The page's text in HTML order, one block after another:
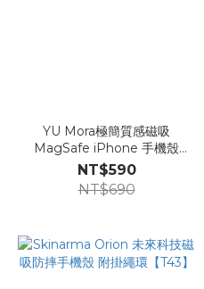
YU Mora極簡質感磁吸
MagSafe iPhone 手機殼
【T64】
NT$590
NT$690